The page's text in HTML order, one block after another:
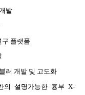
발
플랫폼
러 개발 및 고도화
의 설명가능한 흉부 X-